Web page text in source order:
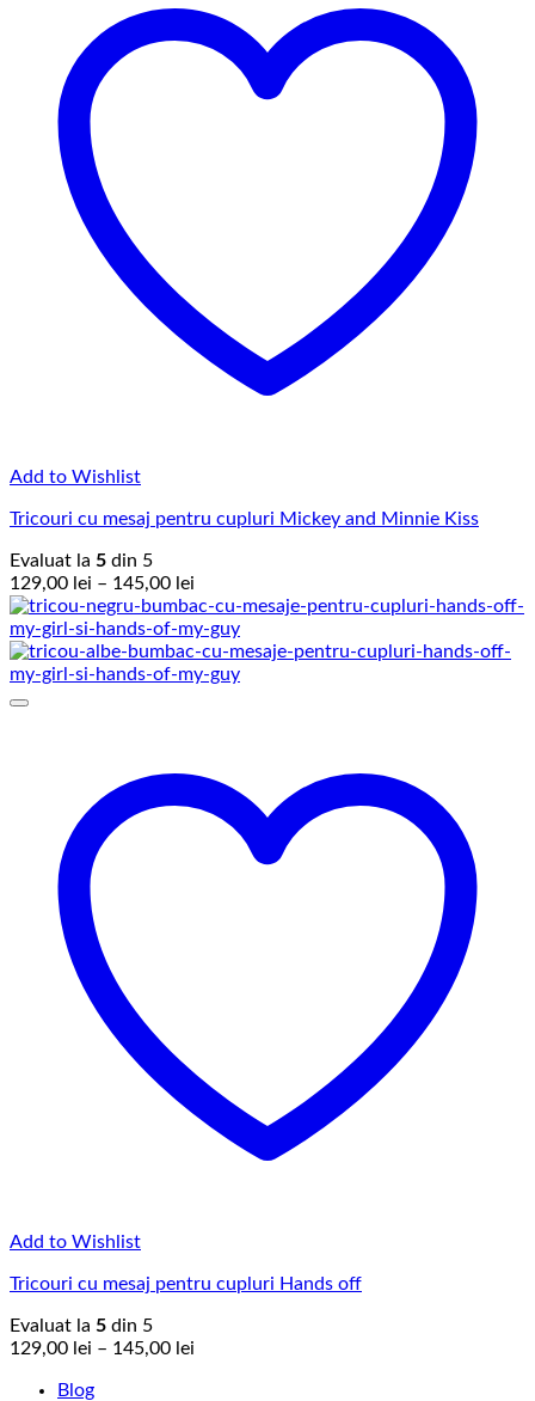
Add to Wishlist
Tricouri cu mesaj pentru cupluri Mickey and Minnie Kiss
Evaluat la 5 din 5
129,00 lei – 145,00 lei
de
prețuri:
129,00 lei
până
Add to Wishlist
Tricouri cu mesaj pentru cupluri Hands off
Evaluat la 5 din 5
129,00 lei – 145,00 lei
Blog